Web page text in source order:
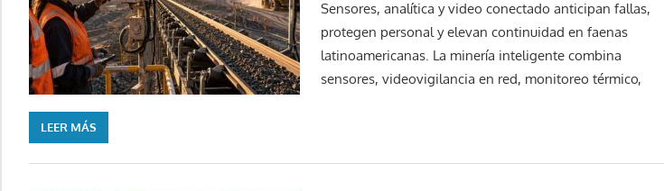
Sensores, analítica y video conectado anticipan fallas,
protegen personal y elevan continuidad en faenas
latinoamericanas. La minería inteligente combina
sensores, videovigilancia en red, monitoreo térmico,
LEER MÁS